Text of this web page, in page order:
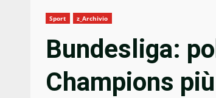
Sport z_Archivio
Bundesliga:
Champions